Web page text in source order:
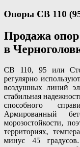
Опоры СВ 110
Продажа
в
СВ 110, 95 или
регулярно
воздушных линий
стабильная
способного
Армированный
морозостойкости,
территориях,
минус 45